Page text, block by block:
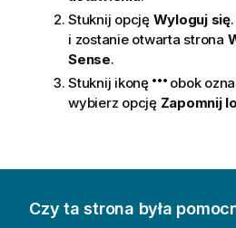
Stuknij opcję Wyloguj się
i zostanie otwarta strona
Sense.
Stuknij ikonę
obok
wybierz opcję Zapomnij
Czy ta strona była